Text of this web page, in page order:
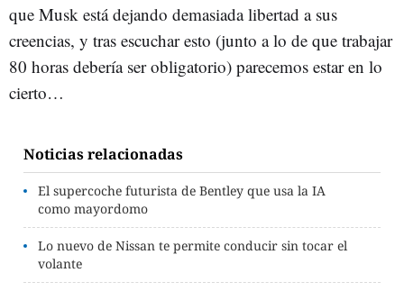
que Musk está dejando demasiada libertad a sus
creencias, y tras escuchar esto (junto a lo de que trabajar
80 horas debería ser obligatorio) parecemos estar en lo
cierto…
Noticias relacionadas
El supercoche futurista de Bentley que usa la IA
como mayordomo
Lo nuevo de Nissan te permite conducir sin tocar el
volante